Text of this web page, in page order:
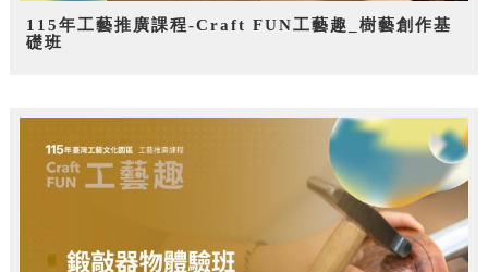
115年工藝推廣課程-Craft FUN工藝趣_樹藝創作基
礎班